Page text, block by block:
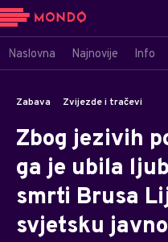
Naslovna Najnovije Info
Zabava Zvijezde i tračevi
Zbog jezivih
ga je ubila
smrti Brusa
svjetsku